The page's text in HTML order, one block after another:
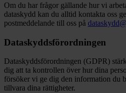
Om du har frågor gällande hur vi
dataskydd kan du alltid kontakta oss
postmeddelande till oss på
Dataskyddsförordningen
Dataskyddsförordningen (GDPR)
dig att ta kontrollen över hur dina
försöker vi ge dig den information du
tillvara dina rättigheter.